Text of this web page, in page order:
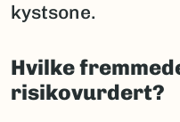
kystsone.
Hvilke
risikovurdert?